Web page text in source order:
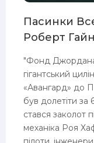
Пасинки
Роберт
"Фонд
гігантський
«Авангард» до
був долетіти за
стався заколот
механіка Роя